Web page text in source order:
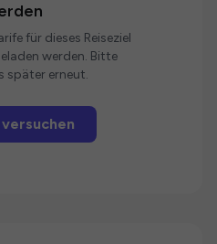
für dieses Reiseziel
werden. Bitte
später erneut.